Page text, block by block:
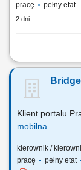
pracę
pełny etat
2 dni
Miejsce pracy
stanowiska
kablowych
Klient portalu
mobilna
kierownik /
pracę
pełny etat